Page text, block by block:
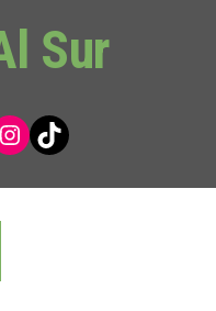
Sur
Instagram
TikTok